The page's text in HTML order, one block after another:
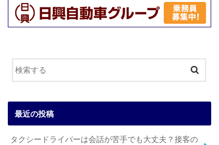
最近の投稿
タクシードライバーは会話が苦手でも大丈夫？接客の